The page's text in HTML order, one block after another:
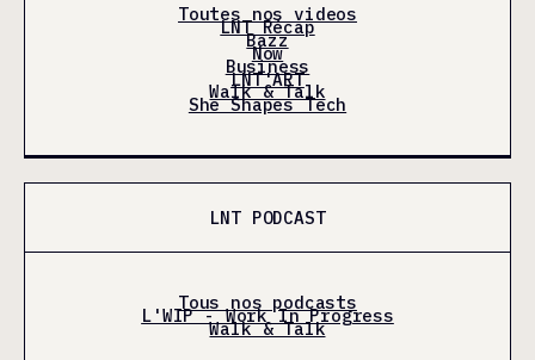
Toutes nos videos
LNT Récap
Bazz
Now
Business
LNT'ART
Walk & Talk
She Shapes Tech
LNT PODCAST
Tous nos podcasts
L'WIP - Work In Progress
Walk & Talk